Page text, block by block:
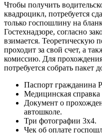
Чтобы получить
квадроцикл, потребуется
только госпошлину на
Гостехнадзоре, согласно
взимается. Теоретическую
проходит за свой счет, а
комиссию. Для
потребуется собрать пакет
Паспорт гражданина
Медицинская справка
Документ о
автошколе.
Три фотографии 3х4.
Чек об оплате